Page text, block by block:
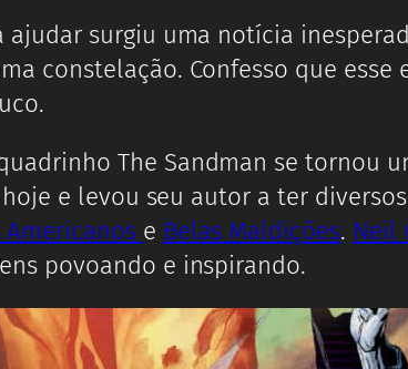
surgiu uma notícia
constelação. Confesso que
The Sandman se tornou
e levou seu autor a ter
Americanos e Belas Maldições. Neil
povoando e inspirando.